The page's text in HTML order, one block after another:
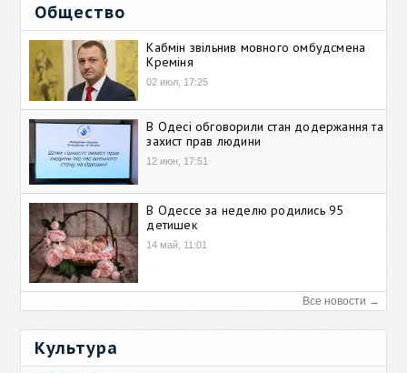
Общество
Кабмін звільнив мовного омбудсмена
Креміня
02 июл, 17:25
В Одесі обговорили стан додержання та
захист прав людини
12 июн, 17:51
В Одессе за неделю родились 95
детишек
14 май, 11:01
Все новости →
Культура